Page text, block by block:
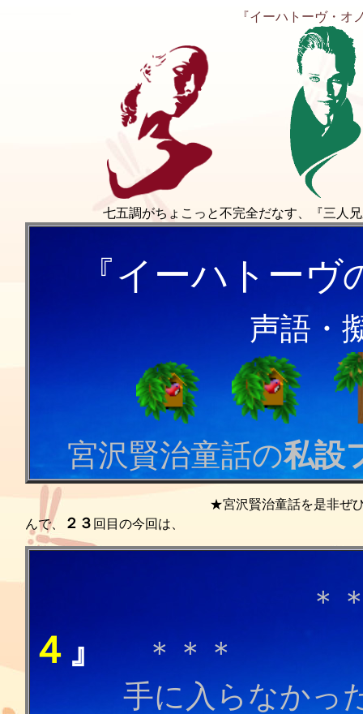
『イーハトーヴ・オ
七五調がちょこっと不完全だなす、『三人兄弟
『イーハトーヴ
声語・
宮沢賢治童話の私設
★宮沢賢治童話を是非ぜひゼヒ
んで、
２３ 回目の今回は、
＊
４ 』
＊＊＊
手に入らなかった